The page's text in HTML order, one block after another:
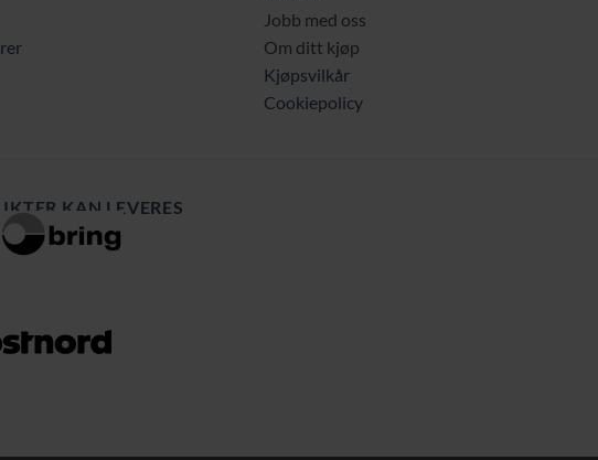
Jobb med oss
Om ditt kjøp
Kjøpsvilkår
Cookiepolicy
KAN LEVERES